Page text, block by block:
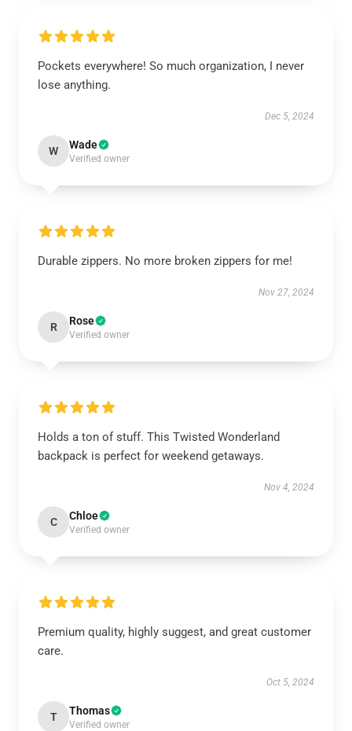
Pockets everywhere! So much organization, I never
lose anything.
Dec 5, 2024
W Wade
Verified owner
Durable zippers. No more broken zippers for me!
Nov 27, 2024
R Rose
Verified owner
Holds a ton of stuff. This Twisted Wonderland
backpack is perfect for weekend getaways.
Nov 4, 2024
C Chloe
Verified owner
Premium quality, highly suggest, and great customer
care.
Oct 5, 2024
T Thomas
Verified owner